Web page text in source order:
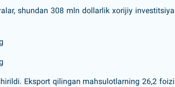
shundan 308 mln dollarlik xorijiy investitsiya
Eksport qilingan mahsulotlarning 26,2 foizi